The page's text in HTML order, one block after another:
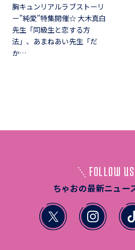
胸キュンリアルラブストーリ
ー”純愛”特集開催☆ 大木真白
先生「同級生と恋する方
法」、あまねあい先生「だ
か…
FOLLOW
ちゃおの最新ニュー